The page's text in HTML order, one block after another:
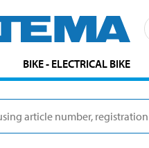
BIKE - ELECTRICAL BIKE